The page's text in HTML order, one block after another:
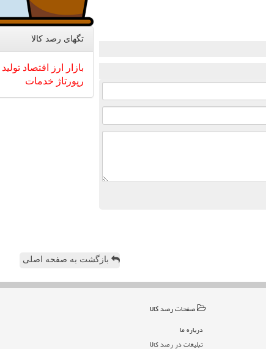
تگهای رصد كالا
بازار ارز اقتصاد تولید
رپورتاژ خدمات
بازگشت به صفحه اصلی
صفحات رصد كالا
درباره ما
تبلیغات در رصد كالا